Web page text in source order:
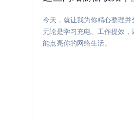
今天，就让我为你精心整理并
无论是学习充电、工作提效
能点亮你的网络生活。